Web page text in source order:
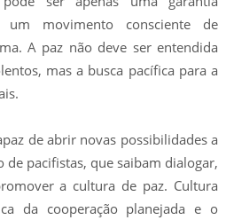
um movimento consciente de
A paz não deve ser entendida
mas a busca pacífica para a
de abrir novas possibilidades a
pacifistas, que saibam dialogar,
a cultura de paz. Cultura
da cooperação planejada e o